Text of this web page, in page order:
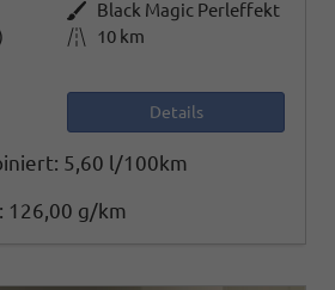
Außenfarbe Black Magic Perleffekt
Kilometerstand
10 km
Details
5,60 l/100km
126,00 g/km